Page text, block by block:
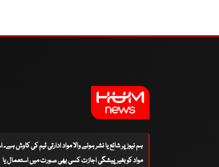
ہم نیوز پر شائع یا نشر ہونے والا مواد ادارتی ٹیم کی کاوش
مواد کو بغیر پیشگی اجازت کسی بھی صورت میں استعمال یا